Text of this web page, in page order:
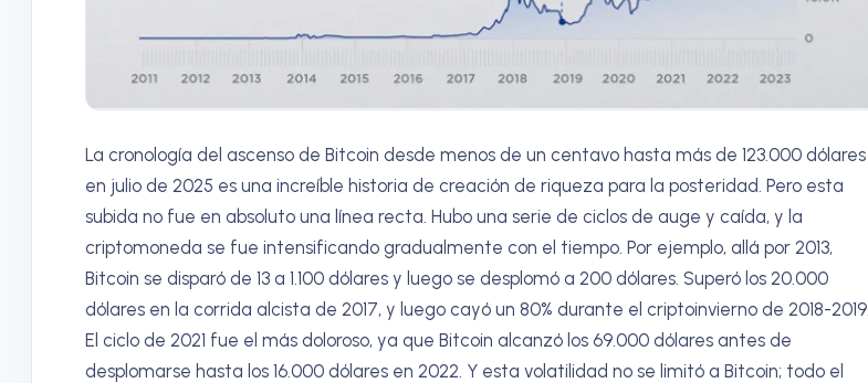
La cronología del ascenso de Bitcoin desde menos de un centavo hasta más de 123.000 dólares
en julio de 2025 es una increíble historia de creación de riqueza para la posteridad. Pero esta
subida no fue en absoluto una línea recta. Hubo una serie de ciclos de auge y caída, y la
criptomoneda se fue intensificando gradualmente con el tiempo. Por ejemplo, allá por 2013,
Bitcoin se disparó de 13 a 1.100 dólares y luego se desplomó a 200 dólares. Superó los 20.000
dólares en la corrida alcista de 2017, y luego cayó un 80% durante el criptoinvierno de 2018-2019.
El ciclo de 2021 fue el más doloroso, ya que Bitcoin alcanzó los 69.000 dólares antes de
desplomarse hasta los 16.000 dólares en 2022. Y esta volatilidad no se limitó a Bitcoin; todo el